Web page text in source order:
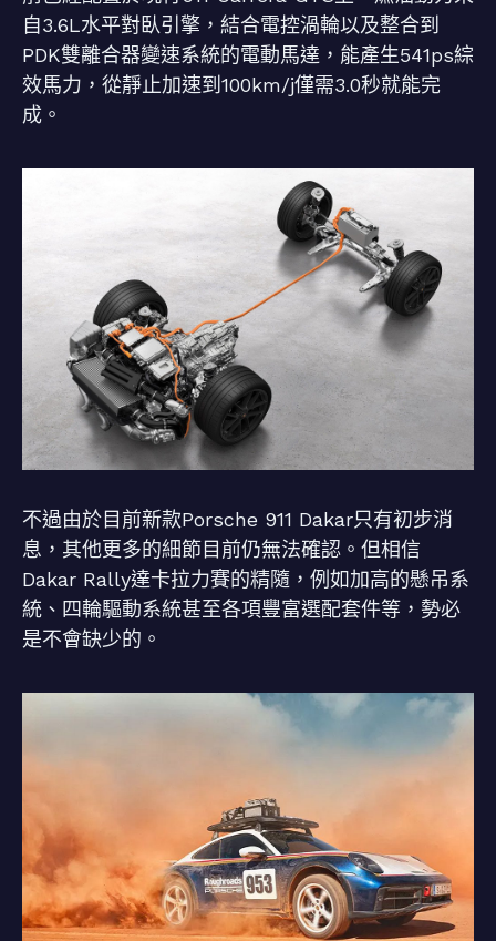
自3.6L水平對臥引擎，結合電控渦輪以及整合到
PDK雙離合器變速系統的電動馬達，能產生541ps綜
效馬力，從靜止加速到100km/j僅需3.0秒就能完
成。
不過由於目前新款Porsche 911 Dakar只有初步消
息，其他更多的細節目前仍無法確認。但相信
Dakar Rally達卡拉力賽的精隨，例如加高的懸吊系
統、四輪驅動系統甚至各項豐富選配套件等，勢必
是不會缺少的。